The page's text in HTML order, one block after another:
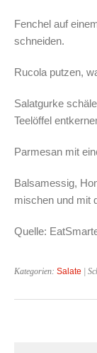
Fenchel auf
schneiden.
Rucola putzen,
Salatgurke
Teelöffel
Parmesan mit
Balsamessig,
mischen und mit
Quelle:
Kategorien: Salate |